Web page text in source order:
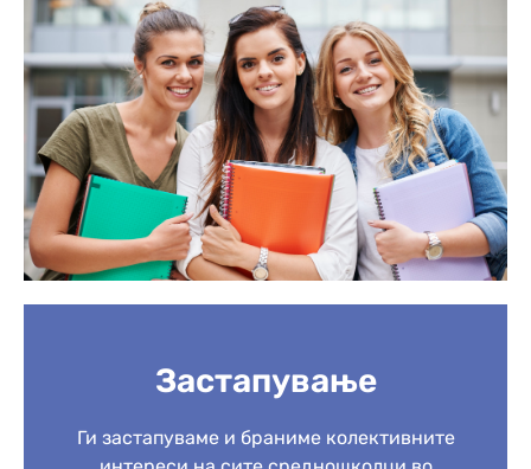
Застапување
Ги застапуваме и браниме колективните